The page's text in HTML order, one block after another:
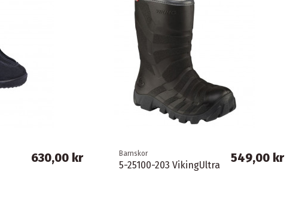
630,00 kr Barnskor
5-25100-203 VikingUltra
549,00 kr